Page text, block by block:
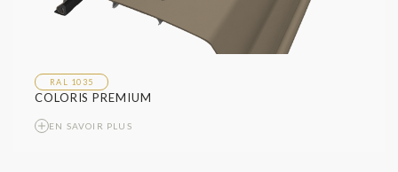
RAL 1035
COLORIS PREMIUM
EN SAVOIR PLUS